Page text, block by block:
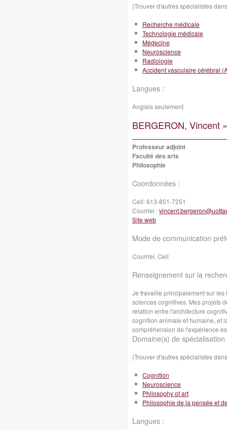
(Trouver d'autres spécialistes
Recherche médicale
Technologie médicale
Médecine
Neuroscience
Radiologie
Accident vasculaire cérébral
Langues :
Anglais seulement
BERGERON, Vincent »
Professeur adjoint
Faculté des arts
Philosophie
Coordonnées :
Cell:613-851-7251
Courriel :
Site web
Mode de communication
Courriel, Cell
Renseignement sur la
Je travaille principalement sur
sciences cognitives. Mes projets
relation entre l'architecture
cognition animale et humaine, et
compréhension de l'expérience
Domaine(s) de spécialisation
(Trouver d'autres spécialistes
Cognition
Neuroscience
Philosophy of art
Philosophie de la pensée et
Langues :